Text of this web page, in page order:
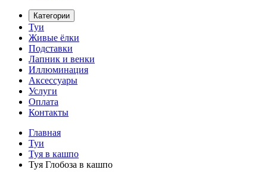
Категории
Туи
Живые ёлки
Подставки
Лапник и венки
Иллюминация
Аксессуары
Услуги
Оплата
Контакты
Главная
Туи
Туя в кашпо
Туя Глобоза в кашпо